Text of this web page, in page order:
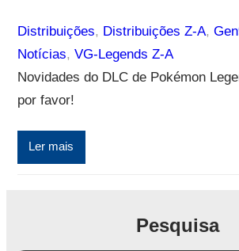
Distribuições, Distribuições Z-A,
Notícias, VG-Legends Z-A
Novidades do DLC de Pokémon
por favor!
Ler mais
Pesquisa